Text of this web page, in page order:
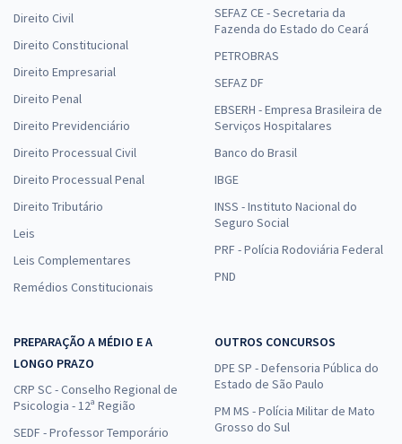
Direito Civil
Direito Constitucional
Direito Empresarial
Direito Penal
Direito Previdenciário
Direito Processual Civil
Direito Processual Penal
Direito Tributário
Leis
Leis Complementares
Remédios Constitucionais
SEFAZ CE - Secretaria da
Fazenda do Estado do Ceará
PETROBRAS
SEFAZ DF
EBSERH - Empresa Brasileira de
Serviços Hospitalares
Banco do Brasil
IBGE
INSS - Instituto Nacional do
Seguro Social
PRF - Polícia Rodoviária Federal
PND
PREPARAÇÃO A MÉDIO E A
LONGO PRAZO
CRP SC - Conselho Regional de
Psicologia - 12ª Região
SEDF - Professor Temporário
OUTROS CONCURSOS
DPE SP - Defensoria Pública do
Estado de São Paulo
PM MS - Polícia Militar de Mato
Grosso do Sul